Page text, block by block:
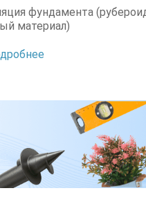
фундамента
материал)